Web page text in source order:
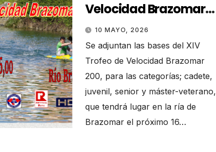
Velocidad Brazomar
20010 MAYO, 2026
Se adjuntan las bases del XIV
Trofeo de Velocidad Brazomar
200, para las categorías; cadete,
juvenil, senior y máster-veterano,
que tendrá lugar en la ría de
Brazomar el próximo 16…